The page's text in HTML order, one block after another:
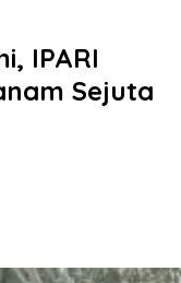
IPARI
Sejuta